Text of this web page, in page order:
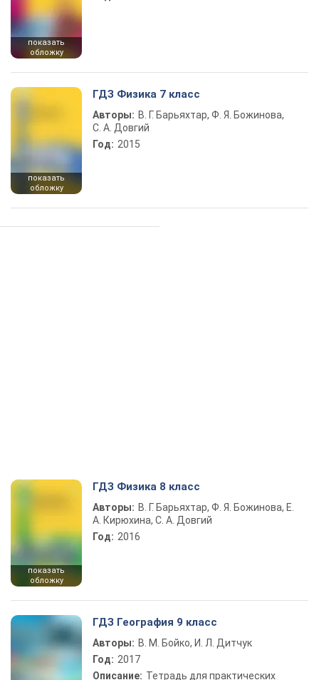
показать
обложку
показать
обложку
ГДЗ Физика 7 класс
Авторы: В. Г. Барьяхтар, Ф. Я. Божинова,
С. А. Довгий
Год: 2015
показать
обложку
ГДЗ Физика 8 класс
Авторы: В. Г. Барьяхтар, Ф. Я. Божинова, Е.
А. Кирюхина, С. А. Довгий
Год: 2016
ГДЗ География 9 класс
Авторы: В. М. Бойко, И. Л. Дитчук
Год: 2017
Описание: Тетрадь для практических